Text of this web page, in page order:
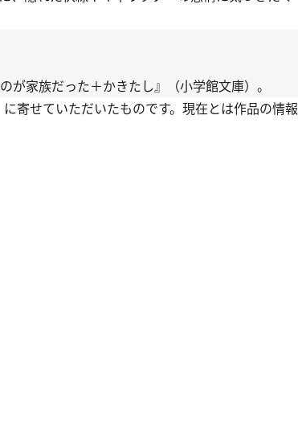
家族だった＋かきたし』（小学館文庫）。
寄せていただいたものです。現在とは作品の情報